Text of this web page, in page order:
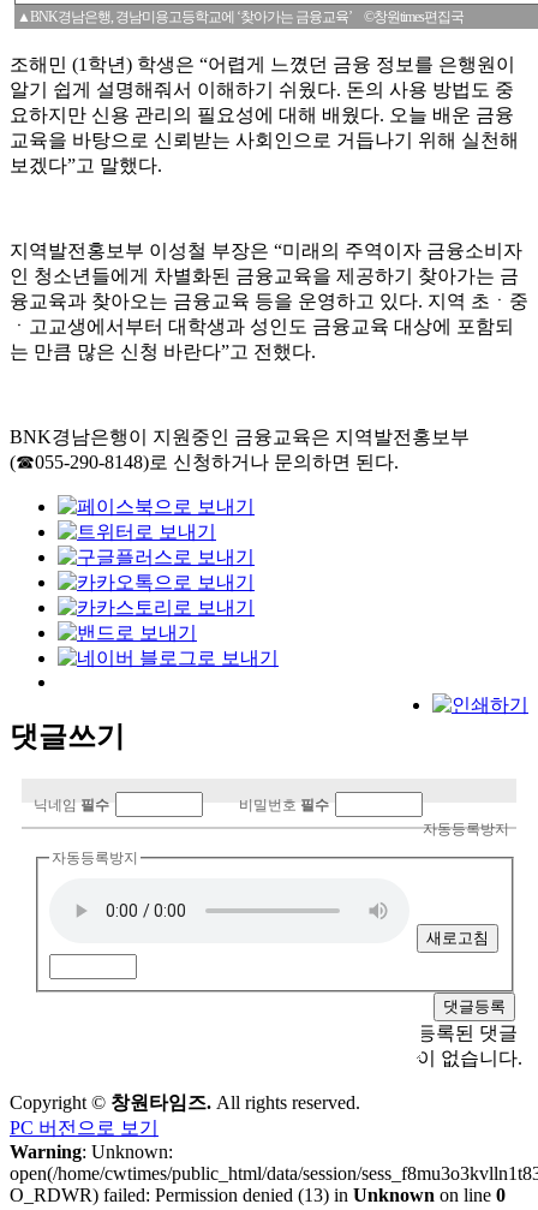
▲BNK경남은행, 경남미용고등학교에 ‘찾아가는 금융교육’ ©창원times편집국
조해민 (1 학년) 학생은 “어렵게 느꼈던 금융 정보를 은행원이
알기 쉽게 설명해줘서 이해하기 쉬웠다. 돈의 사용 방법도 중
요하지만 신용 관리의 필요성에 대해 배웠다. 오늘 배운 금융
교육을 바탕으로 신뢰받는 사회인으로 거듭나기 위해 실천해
보겠다”고 말했다.
지역발전홍보부 이성철 부장은 “미래의 주역이자 금융소비자
인 청소년들에게 차별화된 금융교육을 제공하기 찾아가는 금
융교육과 찾아오는 금융교육 등을 운영하고 있다. 지역 초ㆍ중
ㆍ고교생에서부터 대학생과 성인도 금융교육 대상에 포함되
는 만큼 많은 신청 바란다”고 전했다.
BNK경남은행이 지원중인 금융교육은 지역발전홍보부
(☎055-290-8148)로 신청하거나 문의하면 된다.
댓글쓰기
닉네임 필수 비밀번호 필수
자동등록방지
자동등록방지
새로고침
등록된 댓글
이 없습니다.
Copyright © 창원타임즈. All rights reserved.
PC 버전으로 보기
Warning: Unknown:
open(/home/cwtimes/public_html/data/session/
O_RDWR) failed: Permission denied (13) in Unknown on line 0